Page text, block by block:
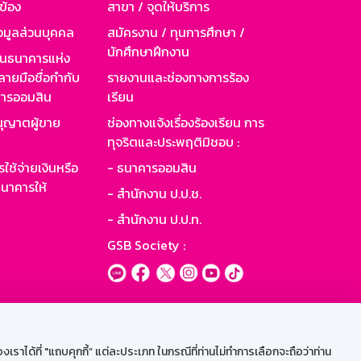
ได้ที่ "แถบคุกกี้” แต่ละประเภท ในกรณีที่ท่านไม่ทำการเลือกจะถือว่าท่าน
อง
มูลส่วนบุคคล
นาคารแห่ง
ายมือชื่อกำกับ
รออมสิน
ญาตผู้ขาย
ช้จ่ายเงินหรือ
คารให้
สาขา / จุดให้บริการ
สมัครงาน / ทุนการศึกษา /
นักศึกษาฝึกงาน
รายงานและช่องทางการร้อง
เรียน
ช่องทางแจ้งเรื่องร้องเรียน การ
ทุจริตและประพฤติมิชอบ :
- ธนาคารออมสิน
- สำนักงาน ป.ป.ช.
- สำนักงาน ป.ป.ท.
GSB Society :